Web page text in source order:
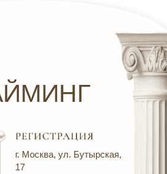
г. Москва, ул. Бутырская,
17